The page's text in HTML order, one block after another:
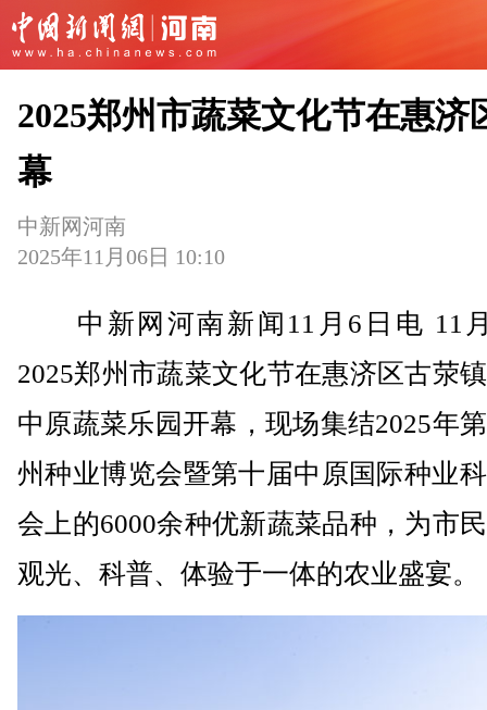
2025郑州市蔬菜文化节在惠济
幕
中新网河南
2025年11月06日 10:10
中新网河南新闻11月6日电 11
2025郑州市蔬菜文化节在惠济区古荥
中原蔬菜乐园开幕，现场集结2025年
州种业博览会暨第十届中原国际种业
会上的6000余种优新蔬菜品种，为市
观光、科普、体验于一体的农业盛宴。